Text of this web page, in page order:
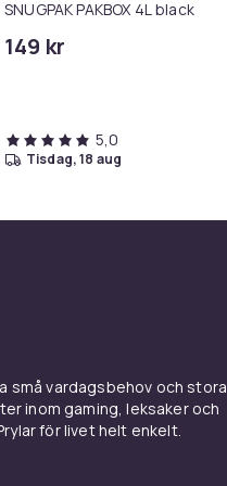
SNUGPAK PAKBOX 4L black
149 kr
5,0
tisdag, 18 aug
små vardagsbehov och stora
inom gaming, leksaker och
för livet helt enkelt.